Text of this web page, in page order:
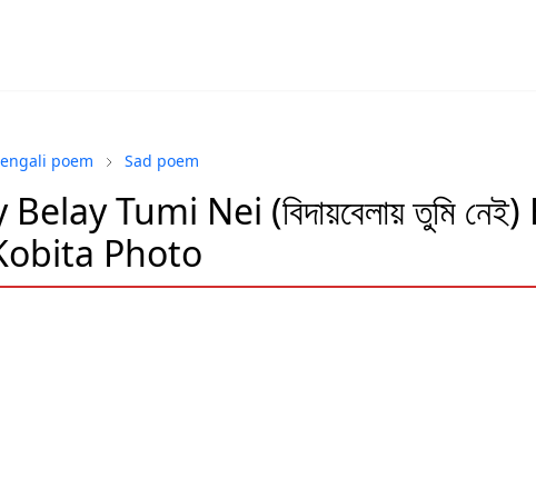
poem Sad poem
Tumi Nei (বিদায়বেলায় তুমি
Photo